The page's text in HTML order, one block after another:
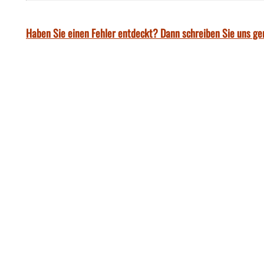
Haben Sie einen Fehler entdeckt? Dann schreiben Sie uns